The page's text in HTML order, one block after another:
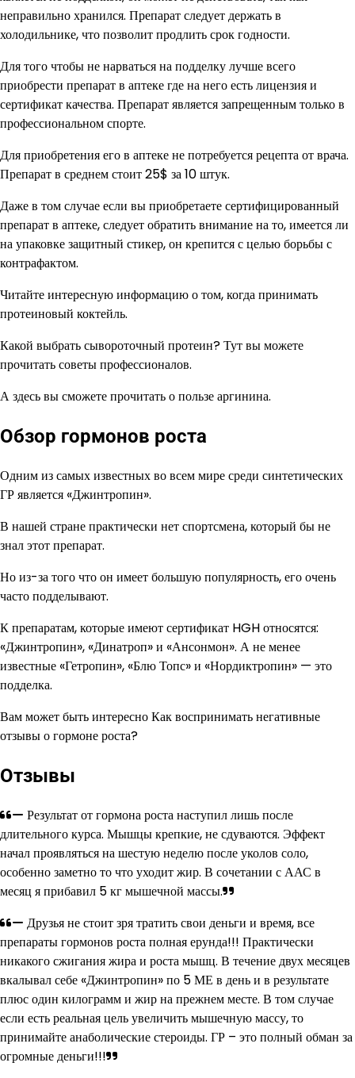
неправильно хранился. Препарат следует держать в
холодильнике, что позволит продлить срок годности.
Для того чтобы не нарваться на подделку лучше всего
приобрести препарат в аптеке где на него есть лицензия и
сертификат качества. Препарат является запрещенным только в
профессиональном спорте.
Для приобретения его в аптеке не потребуется рецепта от врача.
Препарат в среднем стоит 25$ за 10 штук.
Даже в том случае если вы приобретаете сертифицированный
препарат в аптеке, следует обратить внимание на то, имеется ли
на упаковке защитный стикер, он крепится с целью борьбы с
контрафактом.
Читайте интересную информацию о том, когда принимать
протеиновый коктейль.
Какой выбрать сывороточный протеин? Тут вы можете
прочитать советы профессионалов.
А здесь вы сможете прочитать о пользе аргинина.
Обзор гормонов роста
Одним из самых известных во всем мире среди синтетических
ГР является «Джинтропин».
В нашей стране практически нет спортсмена, который бы не
знал этот препарат.
Но из-за того что он имеет большую популярность, его очень
часто подделывают.
К препаратам, которые имеют сертификат HGH относятся:
«Джинтропин», «Динатроп» и «Ансонмон». А не менее
известные «Гетропин», «Блю Топс» и «Нордиктропин» — это
подделка.
Вам может быть интересно Как воспринимать негативные
отзывы о гормоне роста?
Отзывы
Результат от гормона роста наступил лишь после
длительного курса. Мышцы крепкие, не сдуваются. Эффект
начал проявляться на шестую неделю после уколов соло,
особенно заметно то что уходит жир. В сочетании с ААС в
месяц я прибавил 5 кг мышечной массы.
Друзья не стоит зря тратить свои деньги и время, все
препараты гормонов роста полная ерунда!!! Практически
никакого сжигания жира и роста мышц. В течение двух месяцев
вкалывал себе «Джинтропин» по 5 МЕ в день и в результате
плюс один килограмм и жир на прежнем месте. В том случае
если есть реальная цель увеличить мышечную массу, то
принимайте анаболические стероиды. ГР – это полный обман за
огромные деньги!!!